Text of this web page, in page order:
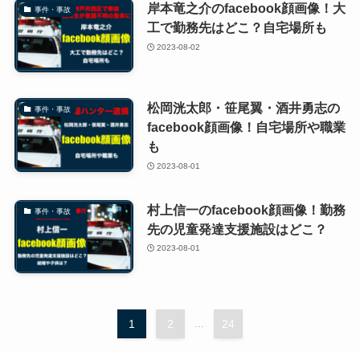
事件・事故
岸本竜之介のfacebook顔画像！大
工で勤務先はどこ？自宅場所も
2023-08-02
事件・事故
松岡洸太郎・笹尾翼・酒井勇志の
facebook顔画像！自宅場所や職業
も
2023-08-01
事件・事故
村上信一のfacebook顔画像！勤務
先の児童発達支援施設はどこ？
2023-08-01
1 2 ... 24